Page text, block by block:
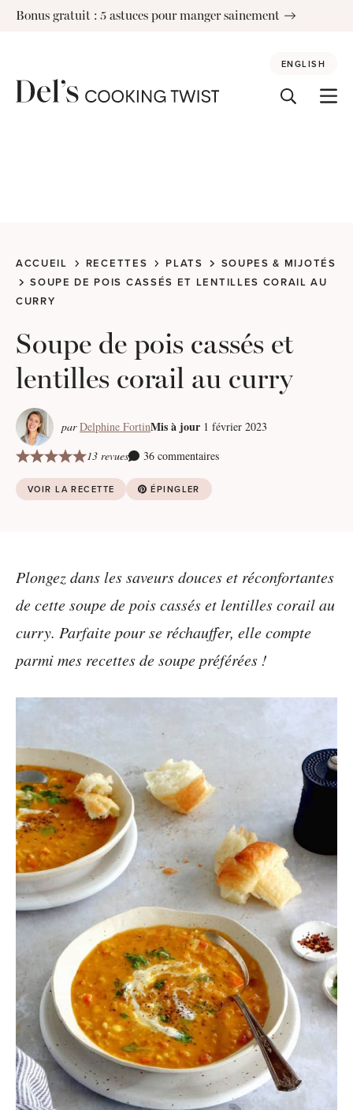
SkipBonus gratuit : 5 astuces pour manger sainement
ENGLISH
ACCUEIL RECETTES PLATS
SOUPES & MIJOTÉS
SOUPE DE POIS CASSÉS ET LENTILLES CORAIL AU
CURRY
Soupe de pois cassés et
lentilles corail au curry
par Delphine FortinMis à jour 1 février 2023
13 revues
36 commentaires
VOIR LA RECETTE ÉPINGLER
Plongez dans les saveurs douces et réconfortantes
de cette soupe de pois cassés et lentilles corail au
curry. Parfaite pour se réchauffer, elle compte
parmi mes recettes de soupe préférées !